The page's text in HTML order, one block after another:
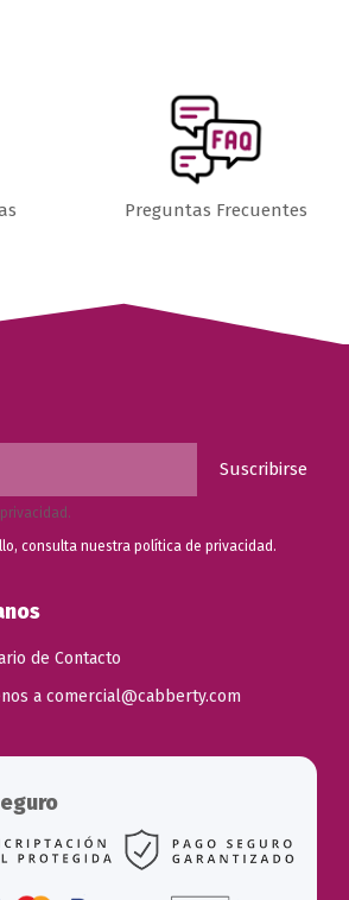
Preguntas Frecuentes
.
consulta nuestrapolítica de privacidad.
de Contacto
a comercial@cabberty.com